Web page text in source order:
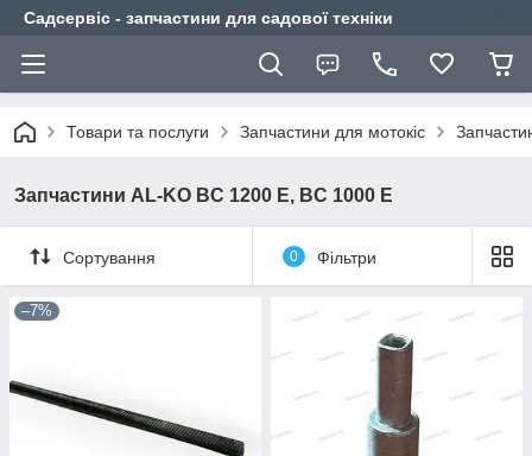
Садсервіс - запчастини для садової техніки
Товари та послуги Запчастини для мотокіс
Запчастини AL-KO BC 1200 E, BC 1000 E
Сортування 0 Фільтри
–7%